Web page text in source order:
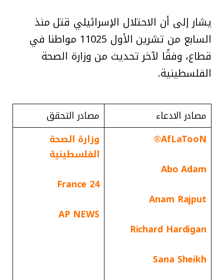
يشار إلى أن الاحتلال الإسرائيلي قتل منذ
السابع من تشرين الأول 11025 مواطنا في
قطاع، وفقًا لآخر تحديث من وزارة الصحة
الفلسطينية.
مصادر الادعاء
مصادر التحقق
AfLaTooN®
Abo Adam
Anam Rajput
Richard Hardigan
Sana Sheikh
وزارة الصحة
الفلسطينية
France 24
AP NEWS